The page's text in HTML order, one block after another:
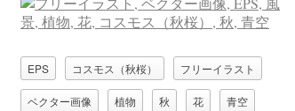
EPS コスモス（秋桜） フリーイラスト
ベクター画像 植物 秋 花 青空